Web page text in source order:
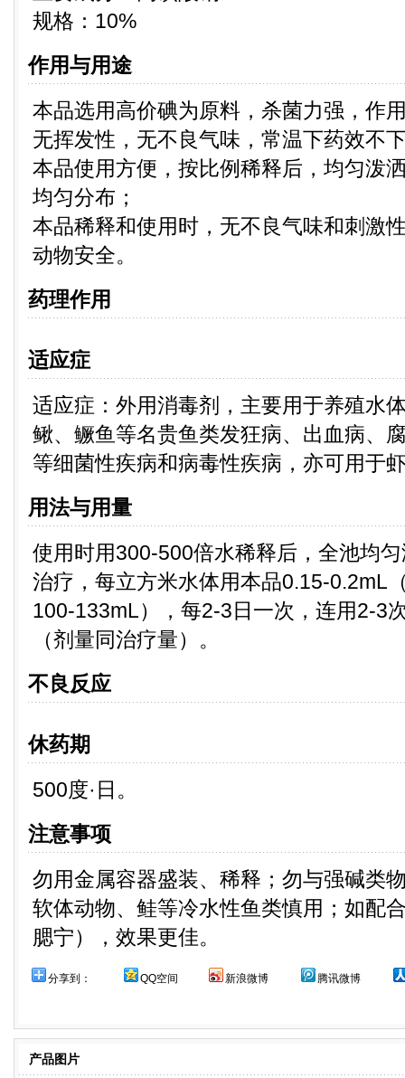
规格：10%
作用与用途
本品选用高价碘为原料，杀菌力强，作
无挥发性，无不良气味，常温下药效不
本品使用方便，按比例稀释后，均匀泼
均匀分布；
本品稀释和使用时，无不良气味和刺激
动物安全。
药理作用
适应症
适应症：外用消毒剂，主要用于养殖水
鳅、鳜鱼等名贵鱼类发狂病、出血病、
等细菌性疾病和病毒性疾病，亦可用于
用法与用量
使用时用300-500倍水稀释后，全池均
治疗，每立方米水体用本品0.15-0.2mL
100-133mL），每2-3日一次，连用2-3
（剂量同治疗量）。
不良反应
休药期
500度·日。
注意事项
勿用金属容器盛装、稀释；勿与强碱类
软体动物、鲑等冷水性鱼类慎用；如配
腮宁），效果更佳。
分享到： QQ空间 新浪微博 腾讯微博
产品图片